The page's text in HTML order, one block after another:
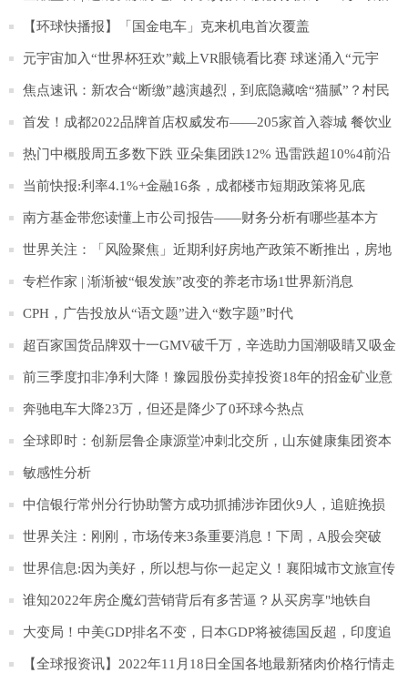
消息
【环球快播报】「国金电车」克来机电首次覆盖
元宇宙加入“世界杯狂欢”戴上VR眼镜看比赛 球迷涌入“元宇
宙”看球4世界快讯
焦点速讯：新农合“断缴”越演越烈，到底隐藏啥“猫腻”？村民
说出5个原因
首发！成都2022品牌首店权威发布——205家首入蓉城 餐饮业
态领跑
热门中概股周五多数下跌 亚朵集团跌12% 迅雷跌超10%4前沿
资讯
当前快报:利率4.1%+金融16条，成都楼市短期政策将见底
南方基金带您读懂上市公司报告——财务分析有哪些基本方
法？4天天快看
世界关注：「风险聚焦」近期利好房地产政策不断推出，房地
产市场现状如何？
专栏作家 | 渐渐被“银发族”改变的养老市场1世界新消息
CPH，广告投放从“语文题”进入“数字题”时代
超百家国货品牌双十一GMV破千万，辛选助力国潮吸睛又吸金
0环球百事通
前三季度扣非净利大降！豫园股份卖掉投资18年的招金矿业意
欲何为？| 公司汇
奔驰电车大降23万，但还是降少了0环球今热点
全球即时：创新层鲁企康源堂冲刺北交所，山东健康集团资本
市场再布局
敏感性分析
中信银行常州分行协助警方成功抓捕涉诈团伙9人，追赃挽损
100余万元0时快讯
世界关注：刚刚，市场传来3条重要消息！下周，A股会突破
3100点吗？
世界信息:因为美好，所以想与你一起定义！襄阳城市文旅宣传
口号及形象标识LOGO征集令来啦
谁知2022年房企魔幻营销背后有多苦逼？从买房享"地铁自
由"说开去0环球热议
大变局！中美GDP排名不变，日本GDP将被德国反超，印度追
赶德国3热点评
【全球报资讯】2022年11月18日全国各地最新猪肉价格行情走